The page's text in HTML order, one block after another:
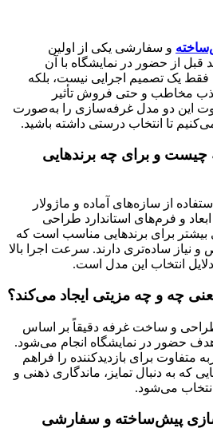
و سفارشی یکی از اولین
از حضور در نمایشگاه با آن
فقط یک تصمیم اجرایی نیست، بلکه
مخاطب و حتی فروش تأثیر
این دو مدل غرفه‌سازی را به‌صورت
تا انتخاب درستی داشته باشید.
و برای چه برندهایی
از سازه‌های آماده و ماژولار
و فرم‌های استاندارد طراحی
بیشتر برای برندهایی مناسب است که
نیاز ساده‌تری دارند. سرعت اجرا بالا
انتخاب این مدل است.
چه و چه مزیتی ایجاد می‌کند؟
و ساخت غرفه دقیقاً بر اساس
حضور در نمایشگاه انجام می‌شود.
متفاوت برای بازدیدکننده را فراهم
که به دنبال تمایز، ماندگاری ذهنی و
می‌شود.
پیش‌ساخته و سفارشی